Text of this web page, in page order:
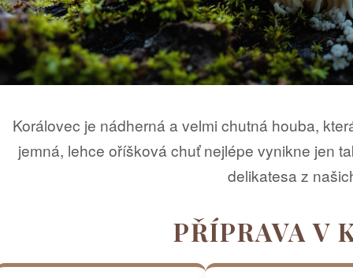
Korálovec je nádherná a velmi chutná houba,
jemná, lehce oříšková chuť nejlépe vynikne jen
delikatesa z
PŘÍPRAVA V